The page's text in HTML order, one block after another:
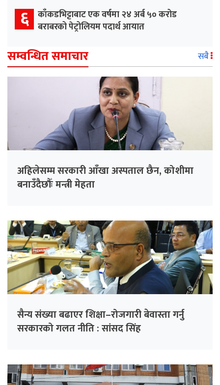
६ काँकडभिट्टाबाट एक वर्षमा २४ अर्ब ५० करोड
बराबरको पेट्रोलियम पदार्थ आयात
सम्वन्धित समाचार सबै
अहिलेसम्म सरकारी आँखा अस्पताल छैन, कोशीमा
बनाउँदैछौँः मन्त्री मेहता
सैन्य संख्या बढाएर शिक्षा–रोजगारी बेवास्ता गर्नु
सरकारको गलत नीति : सांसद सिंह